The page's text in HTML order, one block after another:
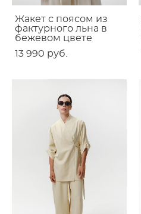
Жакет с поясом из
фактурного льна в
бежевом цвете
13 990 pуб.